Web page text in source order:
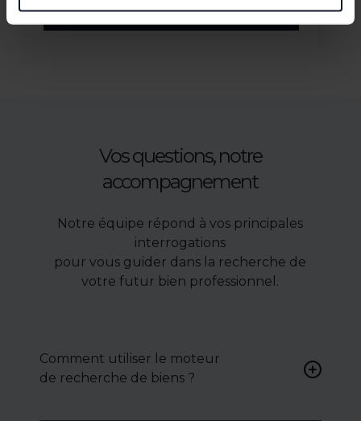
En savoir plus
Vos questions, notre
accompagnement
Notre équipe répond à vos principales
interrogations
pour vous guider dans la recherche de
votre futur bien professionnel.
Comment utiliser le moteur
de recherche de biens ?